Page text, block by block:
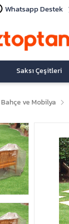
Whatsapp Destek
Saksı Çeşitleri
Bahçe ve Mobilya